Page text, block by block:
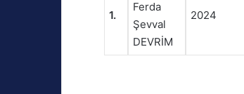
1.
Ferda
Şevval
DEVRİM
2024